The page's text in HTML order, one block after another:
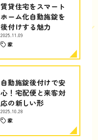
賃貸住宅をスマート
ホーム化自動施錠を
後付けする魅力
2025.11.09
家
自動施錠後付けで安
心！宅配便と来客対
応の新しい形
2025.10.28
家